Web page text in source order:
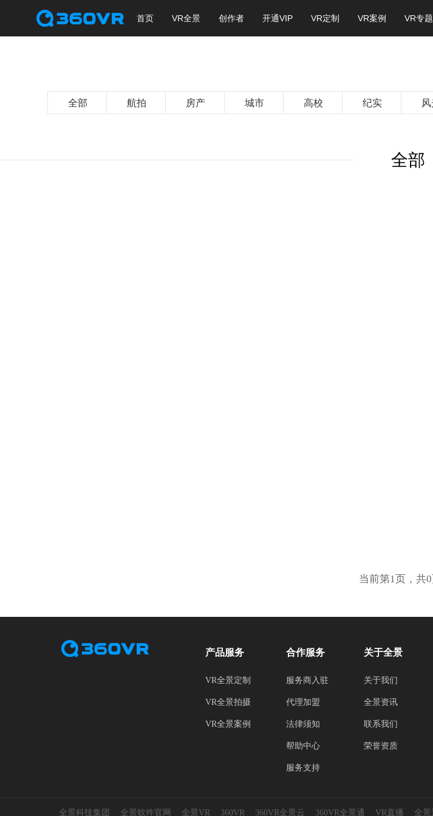
首页 VR全景 创作者 开通VIP VR定制 VR案例 VR专题
全部 航拍 房产 城市 高校 纪实
全部
当前第1页，共
产品服务
VR全景定制
VR全景拍摄
VR全景案例
合作服务
服务商入驻
代理加盟
法律须知
帮助中心
服务支持
关于全景
关于我们
全景资讯
联系我们
荣誉资质
全景科技集团 全景软件官网 全景VR 360VR 360VR全景云 360VR全景通 VR直播 全景